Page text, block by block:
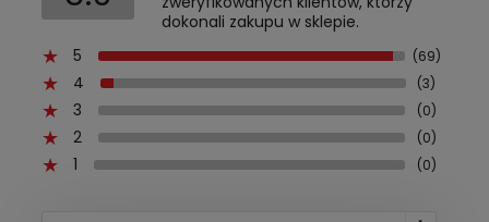
dokonali zakupu w sklepie.
5
(69)
4 (3)
3 (0)
2 (0)
1 (0)